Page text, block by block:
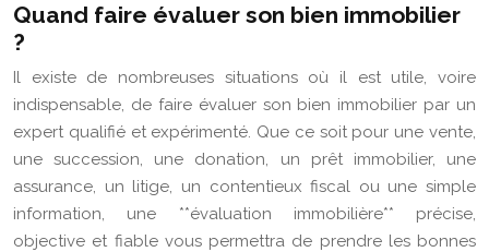
Quand faire évaluer son bien immobilier
?
Il existe de nombreuses situations où il est utile, voire
indispensable, de faire évaluer son bien immobilier par un
expert qualifié et expérimenté. Que ce soit pour une vente,
une succession, une donation, un prêt immobilier, une
assurance, un litige, un contentieux fiscal ou une simple
information, une **évaluation immobilière** précise,
objective et fiable vous permettra de prendre les bonnes